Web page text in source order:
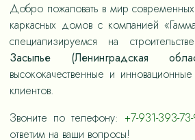
Добро пожаловать в мир
каркасных домов с компанией
специализируемся на
Засыпье (Ленинградская
высококачественные и
клиентов.
Звоните по телефону:+7-931-393-
ответим на ваши вопросы!